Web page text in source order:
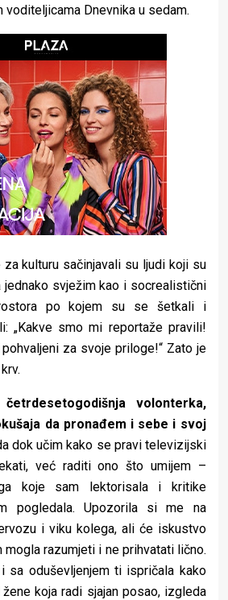
voditeljicama Dnevnika u sedam.
kulturu sačinjavali su ljudi koji su
jednako svježim kao i socrealistični
po kojem su se šetkali i
„Kakve smo mi reportaže pravili!
za svoje priloge!“ Zato je
volonterka,
da pronađem i sebe i svoj
dok učim kako se pravi televizijski
već raditi ono što umijem –
koje sam lektorisala i kritike
pogledala. Upozorila si me na
i viku kolega, ali će iskustvo
razumjeti i ne prihvatati lično.
sa oduševljenjem ti ispričala kako
koja radi sjajan posao, izgleda